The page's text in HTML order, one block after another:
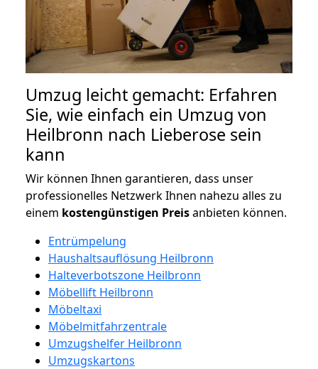
Umzug leicht gemacht: Erfahren
Sie, wie einfach ein Umzug von
Heilbronn nach Lieberose sein
kann
Wir können Ihnen garantieren, dass unser
professionelles Netzwerk Ihnen nahezu alles zu
einem kostengünstigen Preisanbieten können.
Entrümpelung
Haushaltsauflösung Heilbronn
Halteverbotszone Heilbronn
Möbellift Heilbronn
Möbeltaxi
Möbelmitfahrzentrale
Umzugshelfer Heilbronn
Umzugskartons